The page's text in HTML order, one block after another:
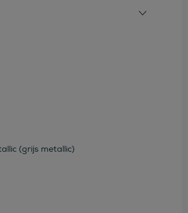
(grijs metallic)